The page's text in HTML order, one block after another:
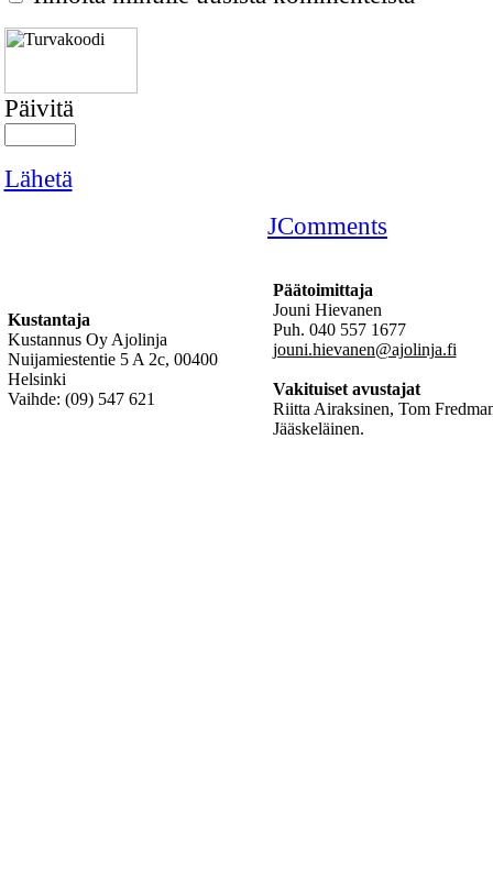
Päivitä
Lähetä
JComments
Kustantaja
Kustannus Oy Ajolinja
Nuijamiestentie 5 A 2c, 00400
Helsinki
Vaihde: (09) 547 621
Päätoimittaja
Jouni Hievanen
Puh. 040 557 1677
jouni.hievanen@ajolinja.fi
Vakituiset avustajat
Riitta Airaksinen, Tom
Jääskeläinen.